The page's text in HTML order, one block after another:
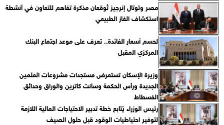
مصر وتوتال إنرجيز تُوقعان مذكرة تفاهم للتعاون في أنشطة
استكشاف الغاز الطبيعي
لحسم أسعار الفائدة.. تعرف على موعد اجتماع البنك
المركزي المقبل
وزيرة الإسكان تستعرض مستجدات مشروعات العلمين
الجديدة ورأس الحكمة وسانت كاترين والوراق وحدائق
الفسطاط
رئيس الوزراء يُتابع خطة تدبير الاحتياجات المالية اللازمة
لتوفير احتياطيات الوقود قبل حلول الصيف